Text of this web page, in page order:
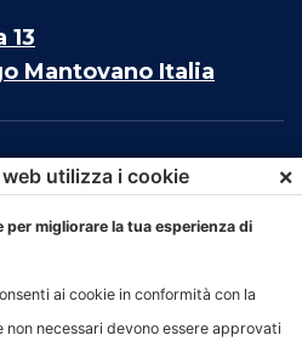
13
Mantovano Italia
utilizza i cookie ×
migliorare la tua esperienza di
ai cookie in conformità con la
necessari devono essere approvati